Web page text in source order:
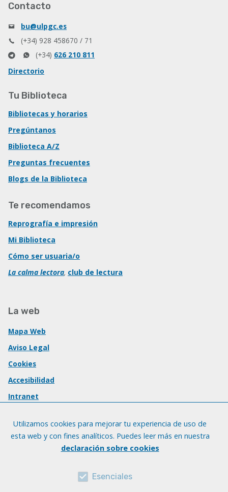
Contacto
bu@ulpgc.es
(+34) 928 458670 / 71
(+34) 626 210 811
Directorio
Tu Biblioteca
Bibliotecas y horarios
Pregúntanos
Biblioteca A/Z
Preguntas frecuentes
Blogs de la Biblioteca
Te recomendamos
Reprografía e impresión
Mi Biblioteca
Cómo ser usuaria/o
La calma lectora, club de lectura
La web
Mapa Web
Aviso Legal
Cookies
Accesibilidad
Intranet
Utilizamos cookies para mejorar tu experiencia de uso de
esta web y con fines analíticos. Puedes leer más en nuestra
declaración sobre cookies
Esenciales